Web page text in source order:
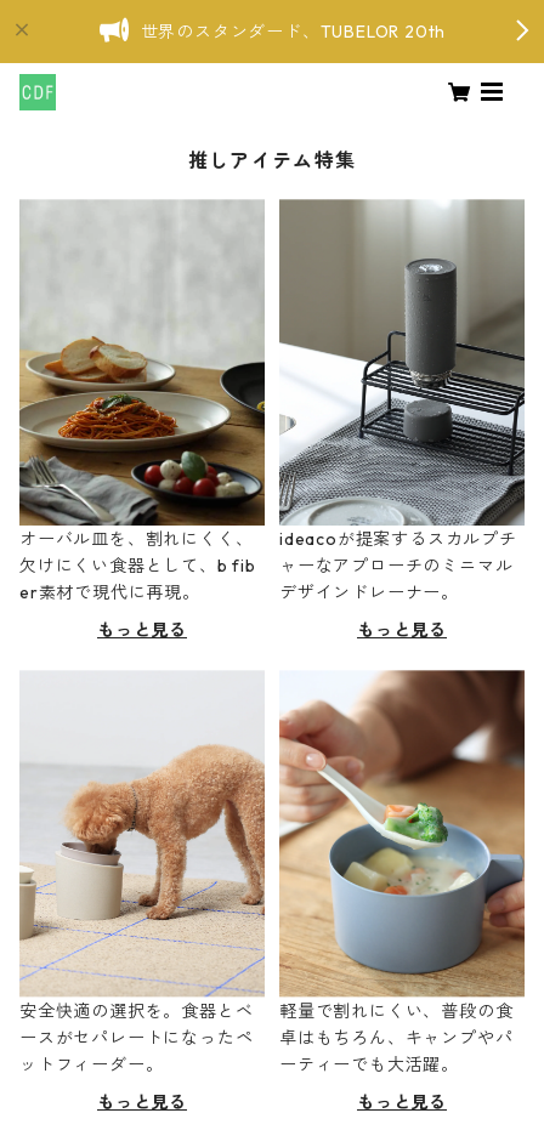
世界のスタンダード、TUBELOR 20th
推しアイテム特集
オーバル皿を、割れにくく、
欠けにくい食器として、b fib
er素材で現代に再現。
もっと見る
ideacoが提案するスカルプチ
ャーなアプローチのミニマル
デザインドレーナー。
もっと見る
安全快適の選択を。食器とベ
ースがセパレートになったペ
ットフィーダー。
もっと見る
軽量で割れにくい、普段の食
卓はもちろん、キャンプやパ
ーティーでも大活躍。
もっと見る